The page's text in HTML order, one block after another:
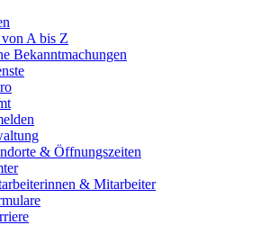
A bis Z
Bekanntmachungen
& Öffnungszeiten
& Mitarbeiter